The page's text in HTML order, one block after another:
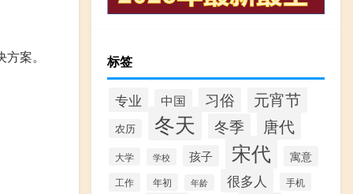
案。 标签
专业 中国 习俗 元宵节
农历 冬天 冬季 唐代
大学 学校 孩子 宋代 寓意
工作 年初 年龄 很多人 手机